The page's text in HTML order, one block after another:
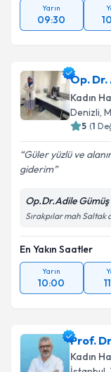
Yarın
09:30
Op. Dr.
Kadın
Denizli,
5 (1
Güler yüzlü ve
giderim
Op.Dr.Adile Gümüş
Sırakpılar mah Saltak
En Yakın Saatler
Yarın
10:00
Prof.
Kadın